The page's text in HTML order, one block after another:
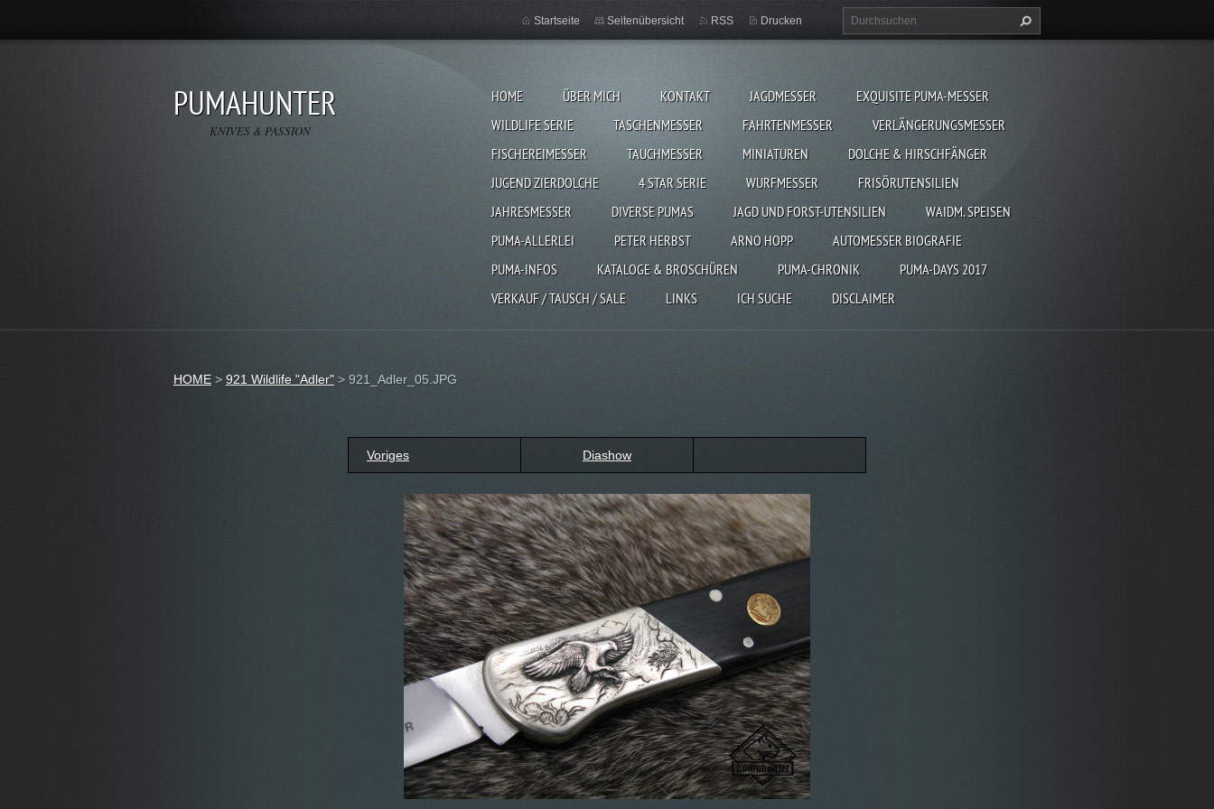
PUMAHUNTER
KNIVES & PASSION
HOME ÜBER MICH KONTAKT JAGDMESSER
EXQUISITE PUMA-MESSER
WILDLIFE SERIE
TASCHENMESSER FAHRTENMESSER
VERLÄNGERUNGSMESSER
FISCHEREIMESSER
TAUCHMESSER MINIATUREN
DOLCHE & HIRSCHFÄNGER
JUGEND ZIERDOLCHE
4 STAR SERIE WURFMESSER
FRISÖRUTENSILIEN
JAHRESMESSER
DIVERSE PUMAS JAGD UND FORST-UTENSILIEN
WAIDM. SPEISEN
PUMA-ALLERLEI
PETER HERBST ARNO HOPP
AUTOMESSER BIOGRAFIE
PUMA-INFOS
KATALOGE & BROSCHÜREN PUMA-CHRONIK
PUMA-DAYS 2017
VERKAUF / TAUSCH / SALE
LINKS ICH SUCHE DISCLAIMER
Startseite Seitenübersicht RSS Drucken
HOME > 921 Wildlife "Adler" > 921_Adler_05.JPG
Voriges Diashow